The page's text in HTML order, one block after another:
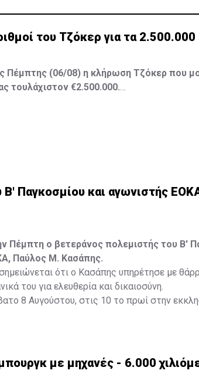
του Τζόκερ για τα
Πέμπτης (06/08) η κλήρωση Τζόκερ που
τουλάχιστον €2.500.000.
Παγκοσμίου και αγωνιστής
Πέμπτη ο βετεράνος πολεμιστής του Β'
Παύλος Μ. Κασάπης.
ότι ο Κασάπης υπηρέτησε με
του για ελευθερία και δικαιοσύνη.
8 Αυγούστου, στις 10 το πρωί στην
με μηχανές - 6.000